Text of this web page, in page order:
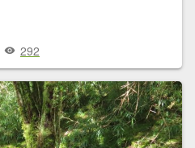
292